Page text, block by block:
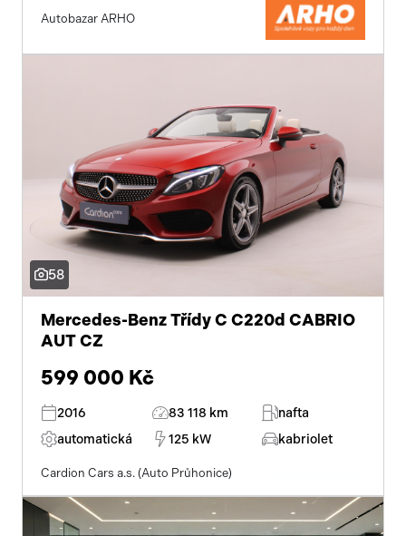
Autobazar ARHO
58
Mercedes-Benz Třídy C C220d CABRIO
AUT CZ
599 000 Kč
2016 83 118 km
nafta
automatická
125 kW kabriolet
Cardion Cars a.s. (Auto Průhonice)